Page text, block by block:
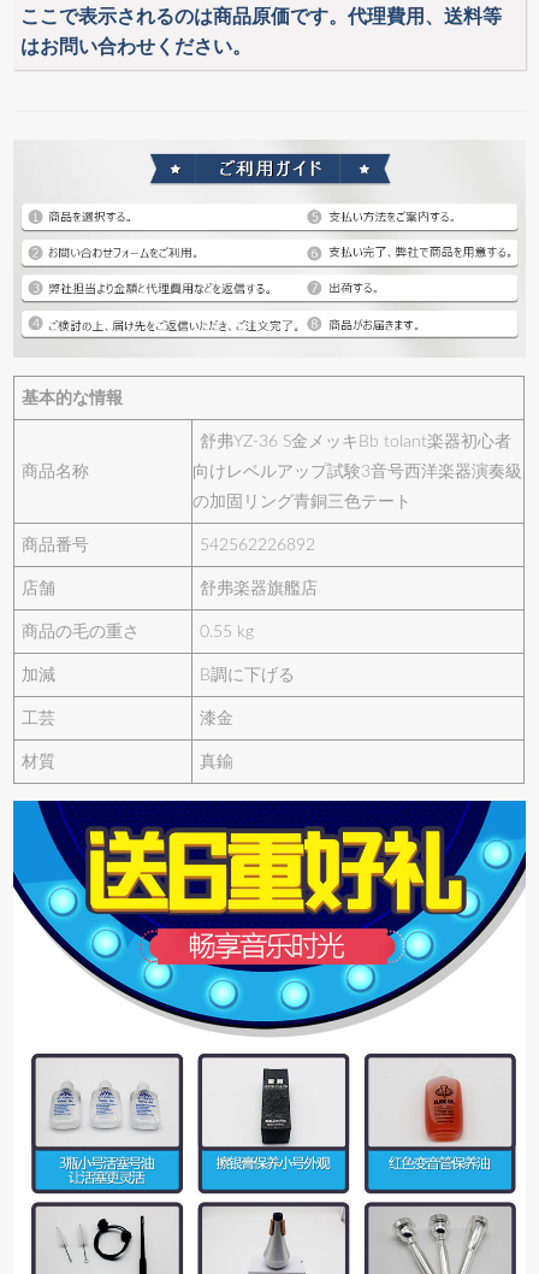
ここで表示されるのは商品原価です。代理費用、送料等
はお問い合わせください。
基本的な情報
商品名称
舒弗YZ-36 S金メッキBb tolant楽器初心者
向けレベルアップ試験3音号西洋楽器演奏級
の加固リング青銅三色テート
商品番号 542562226892
店舗 舒弗楽器旗艦店
商品の毛の重さ 0.55 kg
加減 B調に下げる
工芸 漆金
材質 真鍮